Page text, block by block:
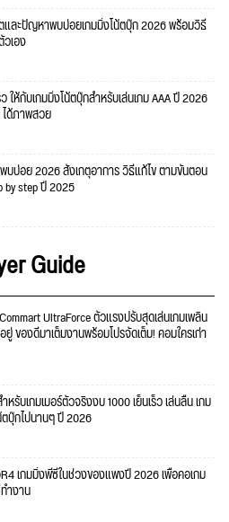
และปัญหาพบบ่อยเกมมิ่งโน้ตบุ๊ก 2026 พร้อมวิธี
เอง
ให้กับเกมมิ่งโน้ตบุ๊กสำหรับเล่นเกม AAA ปี 2026
ได้ภาพสวย
บ่อย 2026 สังเกตุอาการ วิธีแก้ไข ตามขั้นตอน
step ปี 2025
Guide
UltraForce ตัวแรงปรับสุดเล่นเกมเพลิน
ของดีมาเต็มงานพร้อมโปรจัดเต็ม! คอมใครเก่า
หรับเกมเมอร์ตัวจริงงบ 1000 เย็นเร็ว เล่นลื่น เกม
บุ๊กไปนานๆ ปี 2026
เกมมิ่งพีซีในช่วงของแพงปี 2026 เพื่อคอเกม
ำงาน